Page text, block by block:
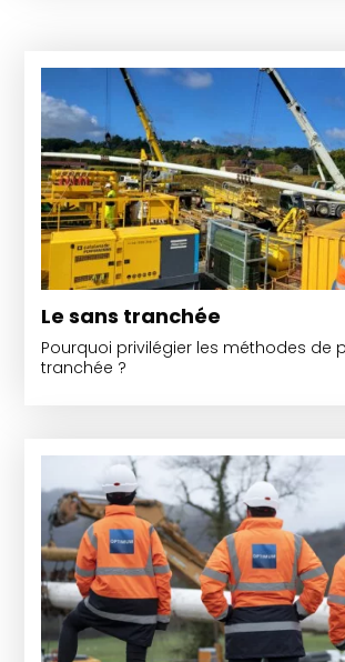
Le sans tranchée
Pourquoi privilégier les méthodes de
tranchée ?